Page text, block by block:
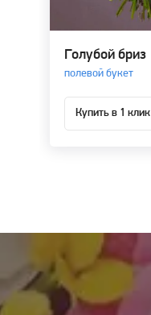
Голубой бриз
полевой букет
Купить в 1 клик